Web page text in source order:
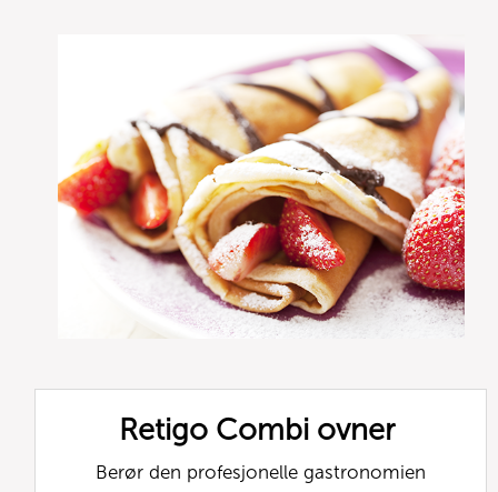
Retigo Combi ovner
Berør den profesjonelle gastronomien